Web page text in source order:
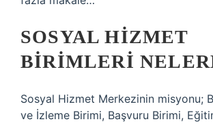
SOSYAL HIZMET
BIRIMLERI
Sosyal Hizmet Merkezinin misyonu;
ve İzleme Birimi, Başvuru Birimi,